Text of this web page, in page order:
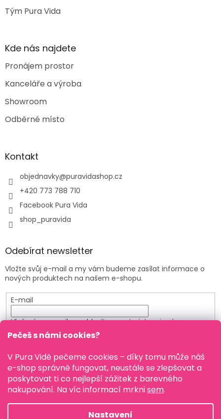
Pečeš s námi cookies?
V Pura Vidě pečeme cookies – díky tomu může náš
e-shop správně fungovat, neustále se zlepšovat a
poskytovat ti co nejlepší zážitek z barevného
nakupování. Na víc informací mrknisem.
Nastavení
Tým Pura Vida
Kde nás najdete
Pronájem prostor
Kanceláře a výroba
Showroom
Odběrné místo
Kontakt
objednavky@puravidashop.cz
+420 773 788 710
Facebook Pura Vida
shop_puravida
Odebírat newsletter
Vložte svůj e-mail a my vám budeme zasílat informace o
nových produktech na našem e-shopu.
E-mail
Vložením e-mailu souhlasíte spodmínkami ochrany
osobních údajů
PŘIHLÁSIT SE